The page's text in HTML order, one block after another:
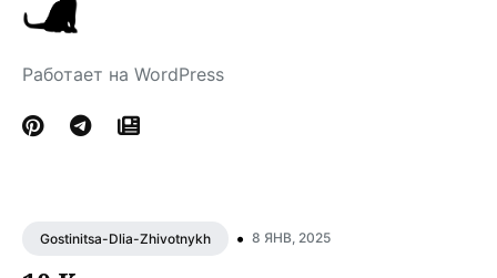
Работает на WordPress
Gostinitsa-Dlia-Zhivotnykh • 8 ЯНВ, 2025